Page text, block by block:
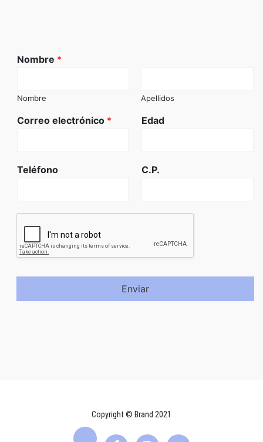
Nombre *
Nombre Apellidos
Correo electrónico * Edad
Teléfono C.P.
Enviar
Copyright © Brand 2021